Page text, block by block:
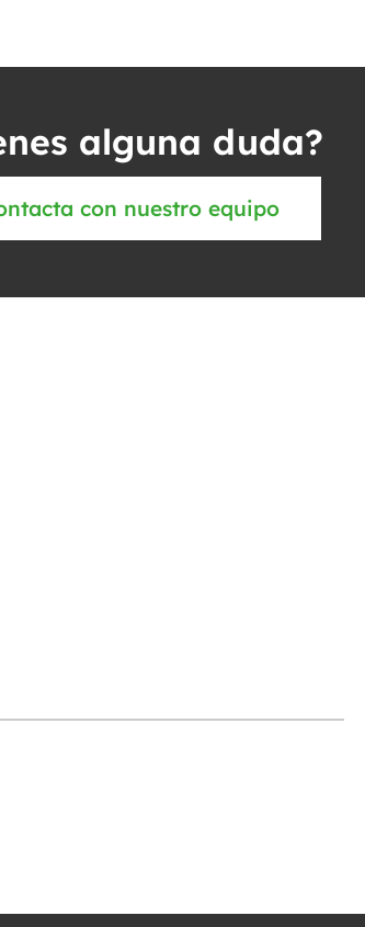
alguna duda?
con nuestro equipo